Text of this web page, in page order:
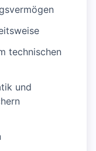
technischen
und